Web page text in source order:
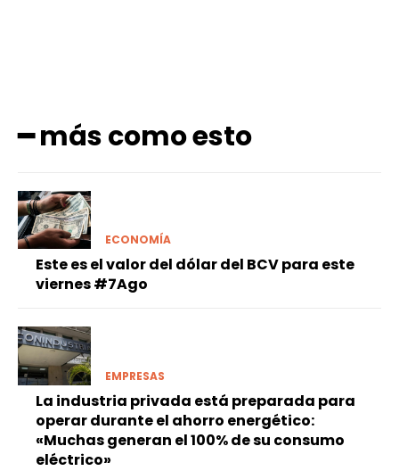
━ más como esto
ECONOMÍA
Este es el valor del dólar del BCV para este
viernes #7Ago
EMPRESAS
La industria privada está preparada para
operar durante el ahorro energético:
«Muchas generan el 100% de su consumo
eléctrico»